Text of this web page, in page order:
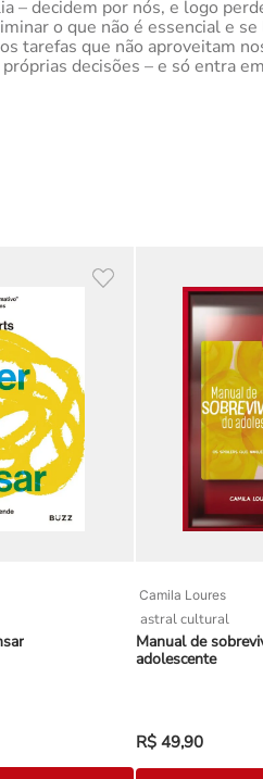
– decidem por nós, e logo
o que não é essencial e
tarefas que não aproveitam
decisões – e só entra
Camila Loures
astral cultural
Manual de
adolescente
R$ 49,90